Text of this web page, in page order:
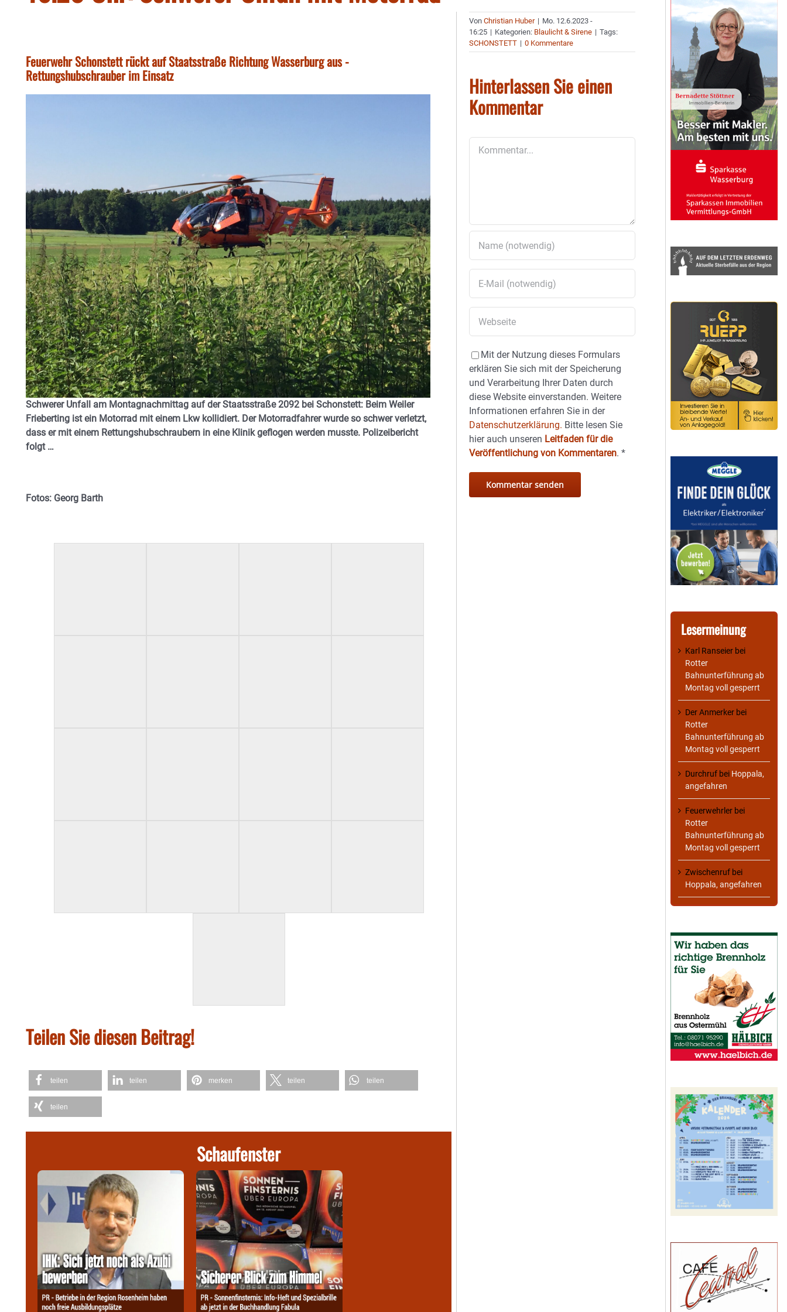
Feuerwehr Schonstett rückt auf Staatsstraße Richtung Wasserburg aus -
Rettungshubschrauber im Einsatz
Schwerer Unfall am Montagnachmittag auf der Staatsstraße 2092 bei Schonstett: Beim Weiler
Frieberting ist ein Motorrad mit einem Lkw kollidiert. Der Motorradfahrer wurde so schwer verletzt,
dass er mit einem Rettungshubschraubern in eine Klinik geflogen werden musste. Polizeibericht
folgt …
Fotos: Georg Barth
Teilen Sie diesen Beitrag!
teilen teilen merken teilen teilen
teilen
Schaufenster
VonChristian Huber | Mo. 12.6.2023 -
16:25 | Kategorien: Blaulicht & Sirene | Tags:
SCHONSTETT | 0 Kommentare
Hinterlassen Sie einen
Kommentar
Mit der Nutzung dieses Formulars
erklären Sie sich mit der Speicherung
und Verarbeitung Ihrer Daten durch
diese Website einverstanden. Weitere
Informationen erfahren Sie in der
Datenschutzerklärung. Bitte lesen Sie
hier auch unseren Leitfaden für die
Veröffentlichung von Kommentaren.*
Lesermeinung
Karl Ranseier bei
Rotter
Bahnunterführung ab
Montag voll gesperrt
Der Anmerker bei
Rotter
Bahnunterführung ab
Montag voll gesperrt
Durchruf bei Hoppala,
angefahren
Feuerwehrler bei
Rotter
Bahnunterführung ab
Montag voll gesperrt
Zwischenruf bei
Hoppala, angefahren